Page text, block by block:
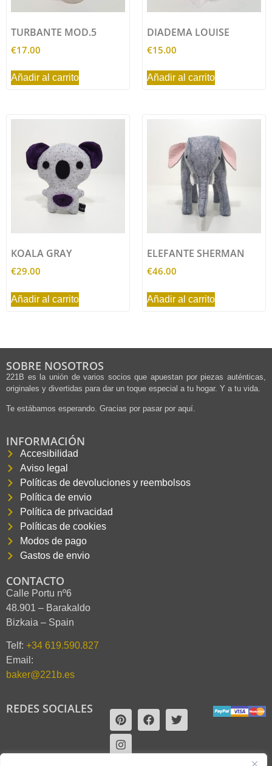
TURBANTE MOD.5
€17.00
Añadir al carrito
DIADEMA LOUISE
€15.00
Añadir al carrito
KOALA GRAY
€29.00
Añadir al carrito
ELEFANTE SHERMAN
€46.00
Añadir al carrito
SOBRE NOSOTROS
221B es la unión de varios socios que apuestan por piezas auténticas,
originales y divertidas para dar un toque especial a tu hogar. Y a tu vida.
Te estábamos esperando. Gracias por pasar por aquí.
INFORMACIÓN
Accesibilidad
Aviso legal
Políticas de devoluciones y reembolsos
Política de envio
Política de privacidad
Políticas de cookies
Modos de pago
Gastos de envio
CONTACTO
Calle Portu nº6
48.901 – Barakaldo
Bizkaia – Spain
Telf: +34 619.590.827
Email:
baker@221b.es
REDES SOCIALES